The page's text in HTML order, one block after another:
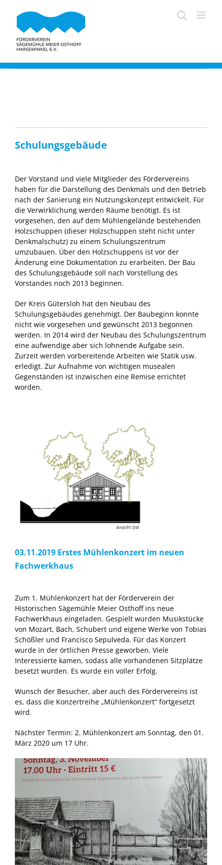
Inhalt
springen
Schulungsgebäude
Der Vorstand und viele Mitglieder des Fördervereins
haben für die Darstellung des Denkmals und den Betrieb
nach der Sanierung ein Nutzungskonzept entwickelt. Für
die Verwirklichung werden Räume benötigt. Es ist
vorgesehen, den auf dem Mühlengelände bestehenden
Holzschuppen (dieser Holzschuppen steht nicht unter
Denkmalschutz) zu einem Schulungszentrum
umzubauen. Über den Holzschuppens ist vor der
Änderung eine Dokumentation zu erarbeiten. Der Bau
des Schulungsgebäude soll nach Vorstellung des
Vorstandes noch 2013 beginnen.
Der Kreis Gütersloh hat den Neubau des
Schulungsgebäudes genehmigt. Der Baubeginn konnte
nicht wie vorgesehen und gewünscht 2013 begonnen
werden. In 2014 wird der Neubau des Schulungszentrum
eine aufwendige aber sich lohnende Aufgabe sein.
Zurzeit werden vorbereitende Arbeiten wie Statik usw.
erledigt. Zur Aufnahme von wichtigen musealen
Gegenständen ist inzwischen eine Remise errichtet
worden.
03.11.2019 Erstes Mühlenkonzert im neuen
Fachwerkhaus
Zum 1. Mühlenkonzert hat der Förderverein der
Historischen Sägemühle Meier Osthoff ins neue
Fachwerkhaus eingeladen. Gespielt wurden Musikstücke
von Mozart, Bach, Schubert und eigene Werke von Tobias
Schößler und Francisco Sepulveda. Für das Konzert
wurde in der örtlichen Presse geworben. Viele
Interessierte kamen, sodass alle vorhandenen Sitzplätze
besetzt wurden. Es wurde ein voller Erfolg.
Wunsch der Besucher, aber auch des Fördervereins ist
es, dass die Konzertreihe „Mühlenkonzert“ fortgesetzt
wird.
Nächster Termin: 2. Mühlenkonzert am Sonntag, den 01.
März 2020 um 17 Uhr.